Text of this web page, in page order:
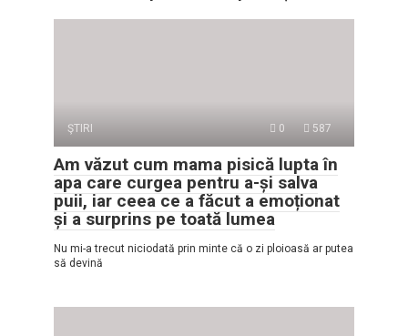
ŞTIRI 0 587
Am văzut cum mama pisică lupta în
apa care curgea pentru a-și salva
puii, iar ceea ce a făcut a emoționat
și a surprins pe toată lumea
Nu mi-a trecut niciodată prin minte că o zi ploioasă ar putea
să devină